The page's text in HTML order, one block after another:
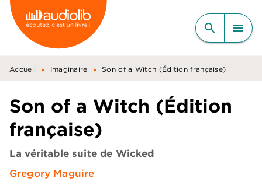
MENU RECHERCHE
CONTENU
PIED DE PAGE
search menu
Accueil • Imaginaire • Son of a Witch (Édition française)
Son of a Witch (Édition
française)
La véritable suite de Wicked
Gregory Maguire